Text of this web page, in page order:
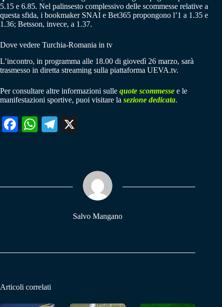
5.15 e 6.85. Nel palinsesto complessivo delle scommesse relative a
questa sfida, i bookmaker SNAI e Bet365 propongono l’1 a 1.35 e
1.36; Betsson, invece, a 1.37.
Dove vedere Turchia-Romania in tv
L’incontro, in programma alle 18.00 di giovedì 26 marzo, sarà
trasmesso in diretta streaming sulla piattaforma UEVA.tv.
Per consultare altre informazioni sulle quote scommesse e le
manifestazioni sportive, puoi visitare la sezione dedicata.
Fa W
pp
Te
m
Salvo Mangano
Articoli correlati